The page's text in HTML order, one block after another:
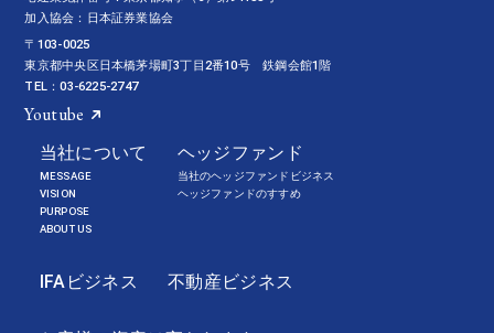
加入協会：日本証券業協会
〒103-0025
東京都中央区日本橋茅場町3丁目2番10号 鉄鋼会館1階
TEL：03-6225-2747
Youtube
当社について
MESSAGE
VISION
PURPOSE
ABOUT US
ヘッジファンド
当社のヘッジファンドビジネス
ヘッジファンドのすすめ
IFAビジネス 不動産ビジネス